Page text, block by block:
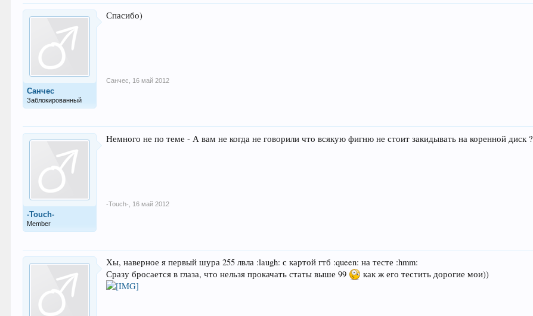
Санчес
Заблокированный
Спасибо)
Санчес 16 май 2012
-Touch-
Member
Немного не по теме - А вам не когда не говорили что всякую фигню не стоит закидывать на коренной диск ?
-Touch- 16 май 2012
Хы, наверное я первый шура 255 лвла :laugh: с картой гтб :queen: на тесте :hmm:
Сразу бросается в глаза, что нельзя прокачать статы выше 99
как ж его тестить дорогие мои))